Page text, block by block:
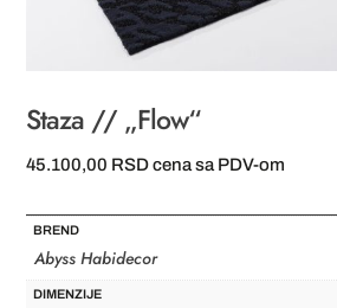
Staza // „Flow“
45.100,00 RSD cena sa PDV-om
BREND
Abyss Habidecor
DIMENZIJE